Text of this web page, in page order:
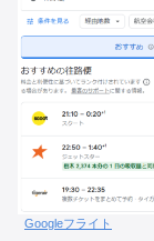
Googleフライト